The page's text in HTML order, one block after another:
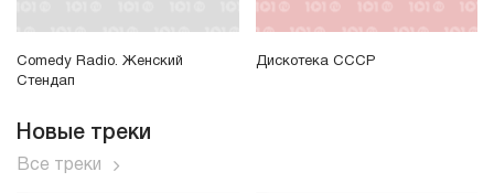
Comedy Radio. Женский
Стендап
Дискотека СССР
Новые треки
Все треки